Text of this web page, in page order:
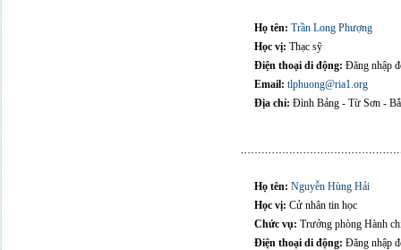
Họ tên: Trần Long Phượng
Học vị: Thạc sỹ
Điện thoại di động: Đăng nhập
Email: tlphuong@ria1.org
Địa chỉ: Đình Bảng - Từ Sơn -
Họ tên: Nguyễn Hùng Hải
Học vị: Cử nhân tin học
Chức vụ: Trưởng phòng Hành
Điện thoại di động: Đăng nhập